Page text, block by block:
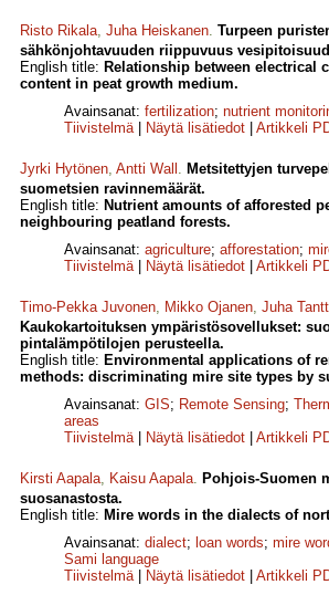
Risto Rikala, Juha Heiskanen. Turpeen
sähkönjohtavuuden riippuvuus
English title: Relationship between electrical
content in peat growth medium.
Avainsanat: fertilization; nutrient
Tiivistelmä| Näytä lisätiedot Artikkeli
Jyrki Hytönen, Antti Wall . Metsitettyjen
suometsien ravinnemäärät.
English title: Nutrient amounts of afforested
neighbouring peatland forests.
Avainsanat: agriculture; afforestation;
Tiivistelmä| Näytä lisätiedot Artikkeli
Timo-Pekka Juvonen, Mikko Ojanen, Juha
Kaukokartoituksen ympäristösovellukset:
pintalämpötilojen perusteella.
English title: Environmental applications of
methods: discriminating mire site types by
Avainsanat: GIS; Remote Sensing;
areas
Tiivistelmä| Näytä lisätiedot Artikkeli
Kirsti Aapala, Kaisu Aapala. Pohjois-Suomen
suosanastosta.
English title: Mire words in the dialects of
Avainsanat: dialect; loan words; mire
Sami language
Tiivistelmä| Näytä lisätiedot Artikkeli